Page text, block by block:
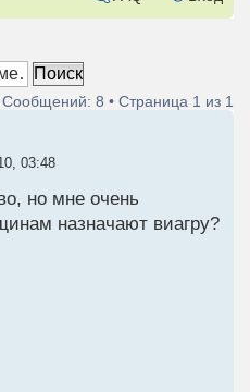
Сообщений: 8 • Страница 1 из 1
03:48
но мне очень
назначают виагру?